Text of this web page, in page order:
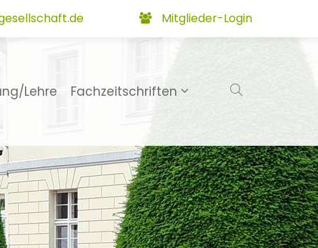
Mitglieder-Login
Lehre Fachzeitschriften